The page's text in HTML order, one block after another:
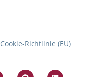
Cookie-Richtlinie (EU)